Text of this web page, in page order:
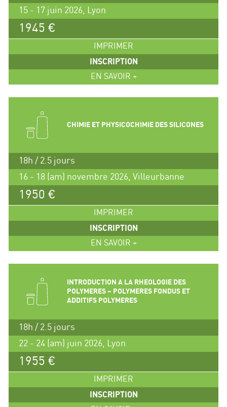
15 - 17 juin 2026, Lyon
1945 €
IMPRIMER
INSCRIPTION
EN SAVOIR +
CHIMIE ET PHYSICOCHIMIE DES SILICONES
18h / 2.5 jours
16 - 18 (am) novembre 2026, Villeurbanne
1950 €
IMPRIMER
INSCRIPTION
EN SAVOIR +
INTRODUCTION A LA RHEOLOGIE DES
POLYMERES – POLYMERES FONDUS ET
ADDITIFS POLYMERES
18h / 2.5 jours
22 - 24 (am) juin 2026, Lyon
1955 €
IMPRIMER
INSCRIPTION